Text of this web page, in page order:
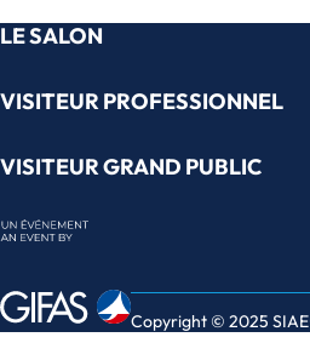
LE SALON
VISITEUR PROFESSIONNEL
VISITEUR GRAND PUBLIC
Copyright © 2025 SIAE